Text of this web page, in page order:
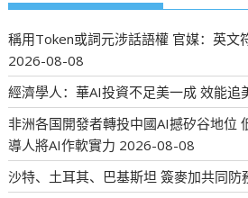
稱用Token或詞元涉話語權 官媒：英文
2026-08-08
經濟學人：華AI投資不足美一成 效能追
非洲各国開發者轉投中國AI撼矽谷地位
導人將AI作軟實力 2026-08-08
沙特、土耳其、巴基斯坦 簽麥加共同防